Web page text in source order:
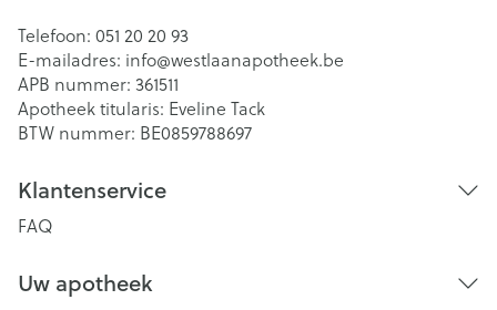
Telefoon: 051 20 20 93
E-mailadres: info@westlaanapotheek.be
APB nummer: 361511
Apotheek titularis: Eveline Tack
BTW nummer: BE0859788697
Klantenservice
FAQ
Uw apotheek